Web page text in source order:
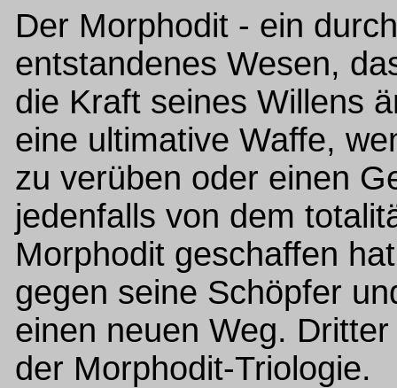
Der Morphodit - ein
entstandenes Wesen,
die Kraft seines Willens
eine ultimative Waffe,
zu verüben oder einen
jedenfalls von dem
Morphodit geschaffen
gegen seine Schöpfer
einen neuen Weg.
der Morphodit-Triologie.